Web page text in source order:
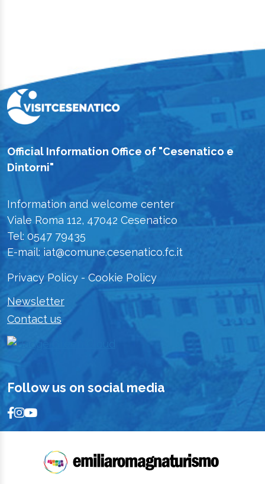
Official Information Office of "Cesenatico e
Dintorni"
Information and welcome center
Viale Roma 112, 47042 Cesenatico
Tel: 0547 79435
E-mail: iat@comune.cesenatico.fc.it
Privacy Policy - Cookie Policy
Newsletter
Contact us
Follow us on social media